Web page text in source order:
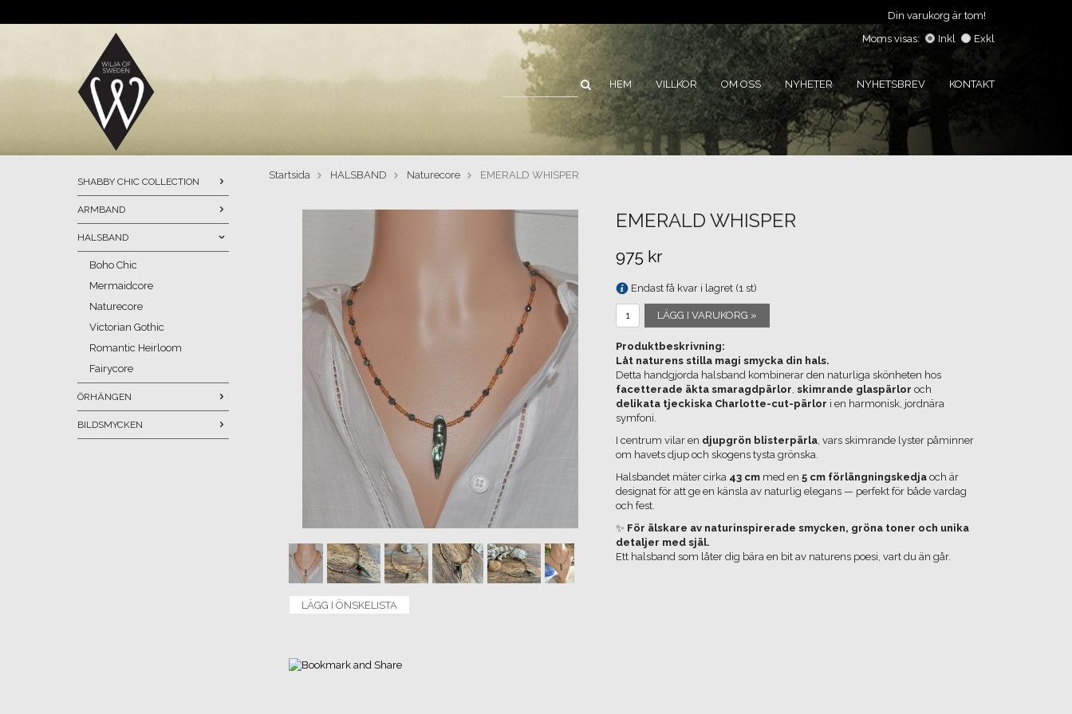
Din varukorg är tom!
Moms visas:
Inkl Exkl
HEM VILLKOR OM OSS NYHETER NYHETSBREV KONTAKT
SHABBY CHIC COLLECTION
ARMBAND
HALSBAND
Boho Chic
Mermaidcore
Naturecore
Victorian Gothic
Romantic Heirloom
Fairycore
ÖRHÄNGEN
BILDSMYCKEN
Startsida HALSBAND Naturecore EMERALD WHISPER
LÄGG I ÖNSKELISTA
EMERALD WHISPER
975 kr
Endast få kvar i lagret (1 st)
LÄGG I VARUKORG »
Produktbeskrivning:
Låt naturens stilla magi smycka din hals.
Detta handgjorda halsband kombinerar den naturliga skönheten hos
facetterade äkta smaragdpärlor, skimrande glaspärlor och
delikata tjeckiska Charlotte-cut-pärlor i en harmonisk, jordnära
symfoni.
I centrum vilar en djupgrön blisterpärla, vars skimrande lyster påminner
om havets djup och skogens tysta grönska.
Halsbandet mäter cirka 43 cm med en 5 cm förlängningskedja och är
designat för att ge en känsla av naturlig elegans — perfekt för både vardag
och fest.
✨ För älskare av naturinspirerade smycken, gröna toner och unika
detaljer med själ.
Ett halsband som låter dig bära en bit av naturens poesi, vart du än går.